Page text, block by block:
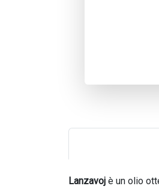
Lanzavoj è un olio